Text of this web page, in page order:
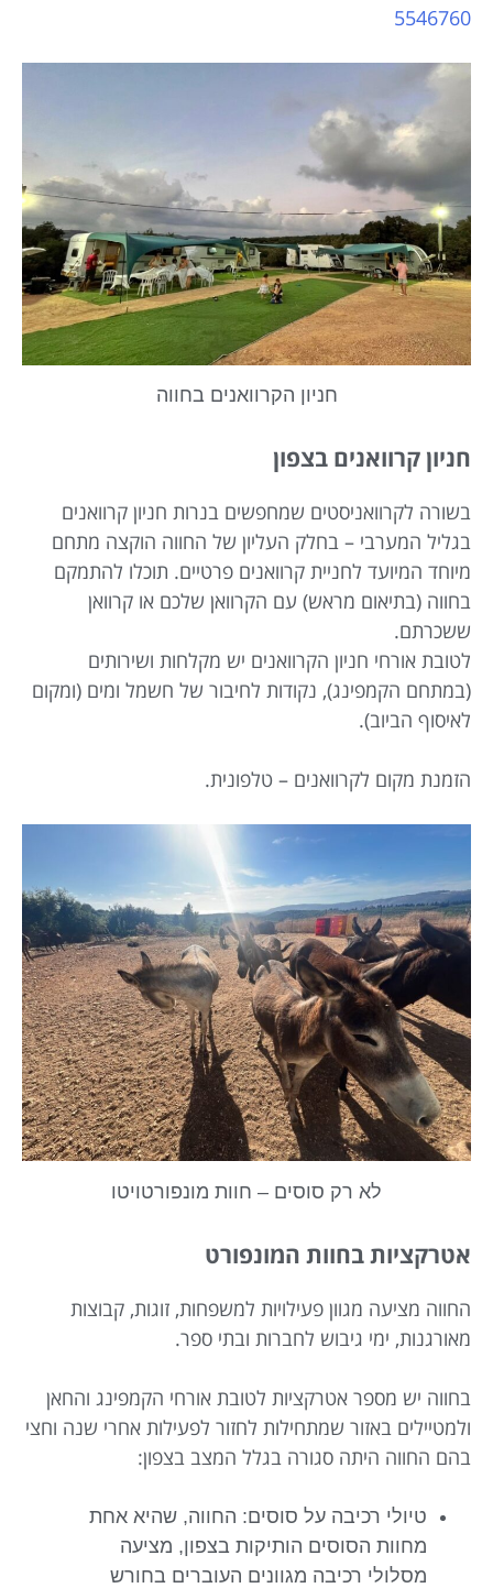
5546760
חניון הקרוואנים בחווה
חניון קרוואנים בצפון
בשורה לקרוואניסטים שמחפשים בנרות חניון קרוואנים
בגליל המערבי – בחלק העליון של החווה הוקצה מתחם
מיוחד המיועד לחניית קרוואנים פרטיים. תוכלו להתמקם
בחווה (בתיאום מראש) עם הקרוואן שלכם או קרוואן
ששכרתם.
לטובת אורחי חניון הקרוואנים יש מקלחות ושירותים
(במתחם הקמפינג), נקודות לחיבור של חשמל ומים (ומקום
לאיסוף הביוב).
הזמנת מקום לקרוואנים – טלפונית.
לא רק סוסים – חוות מונפורטויטו
אטרקציות בחוות המונפורט
החווה מציעה מגוון פעילויות למשפחות, זוגות, קבוצות
מאורגנות, ימי גיבוש לחברות ובתי ספר.
בחווה יש מספר אטרקציות לטובת אורחי הקמפינג והחאן
ולמטיילים באזור שמתחילות לחזור לפעילות אחרי שנה וחצי
בהם החווה היתה סגורה בגלל המצב בצפון:
טיולי רכיבה על סוסים: החווה, שהיא אחת
מחוות הסוסים הותיקות בצפון, מציעה
מסלולי רכיבה מגוונים העוברים בחורש